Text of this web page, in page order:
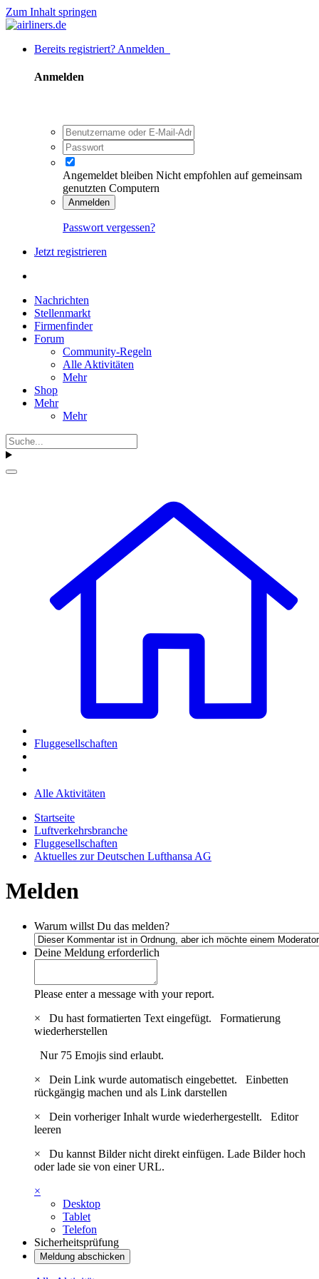
Zum Inhalt springen
Bereits registriert? Anmelden
Anmelden
Angemeldet bleiben Nicht empfohlen auf gemeinsam
genutzten Computern
Anmelden
Passwort vergessen?
Jetzt registrieren
Nachrichten
Stellenmarkt
Firmenfinder
Forum
Community-Regeln
Alle Aktivitäten
Mehr
Shop
Mehr
Mehr
Fluggesellschaften
Alle Aktivitäten
Startseite
Luftverkehrsbranche
Fluggesellschaften
Aktuelles zur Deutschen Lufthansa AG
Melden
Warum willst Du das melden?
Deine Meldung erforderlich
Please enter a message with your report.
×
Du hast formatierten Text eingefügt. Formatierung
wiederherstellen
Nur 75 Emojis sind erlaubt.
×
Dein Link wurde automatisch eingebettet. Einbetten
rückgängig machen und als Link darstellen
×
Dein vorheriger Inhalt wurde wiederhergestellt. Editor
leeren
×
Du kannst Bilder nicht direkt einfügen. Lade Bilder hoch
oder lade sie von einer URL.
×
Desktop
Tablet
Telefon
Sicherheitsprüfung
Meldung abschicken